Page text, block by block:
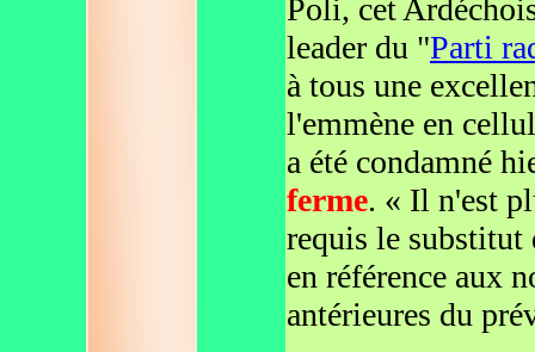
Poli, cet
leader du "Parti
à tous une
l'emmène en
a été condamné
ferme. « Il n'est
requis le
en référence aux
antérieures du